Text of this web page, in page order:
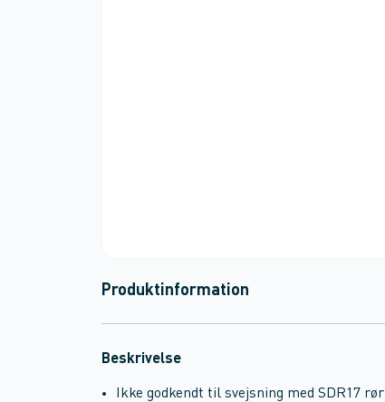
Produktinformation
Beskrivelse
Ikke godkendt til svejsning med SDR17 rør